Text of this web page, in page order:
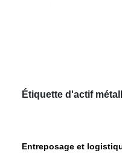
Étiquette d'actif
Entreposage et